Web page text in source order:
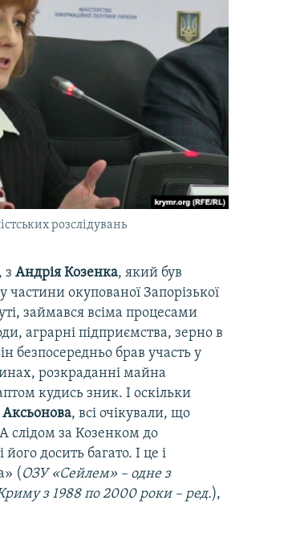
розслідувань
зАндрія Козенка, який був
окупованої Запорізької
займався всіма процесами
аграрні підприємства, зерно в
безпосередньо брав участь у
розкраданні майна
кудись зник. І оскільки
Аксьонова, всі очікували, що
слідом за Козенком до
досить багато. І це і
( ОЗУ «Сейлем» – одне з
з 1988 по 2000 роки – ред.),